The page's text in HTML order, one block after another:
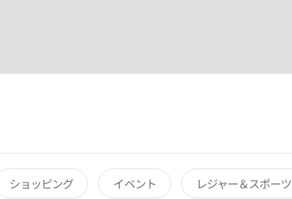
ショッピング イベント レジャー＆スポーツ